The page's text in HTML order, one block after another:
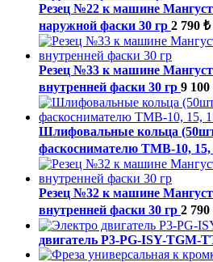
Резец №22 к машине
наружной фаски 30 гр 2 790 ₺
Резец №33 к машине
внутренней фаски 30 гр 9 100
Шлифовальные кольца
фаскоснимателю ТМВ-10,
Резец №32 к машине
внутренней фаски 30 гр 2 790
двигатель P3-PG-ISY-TGM-